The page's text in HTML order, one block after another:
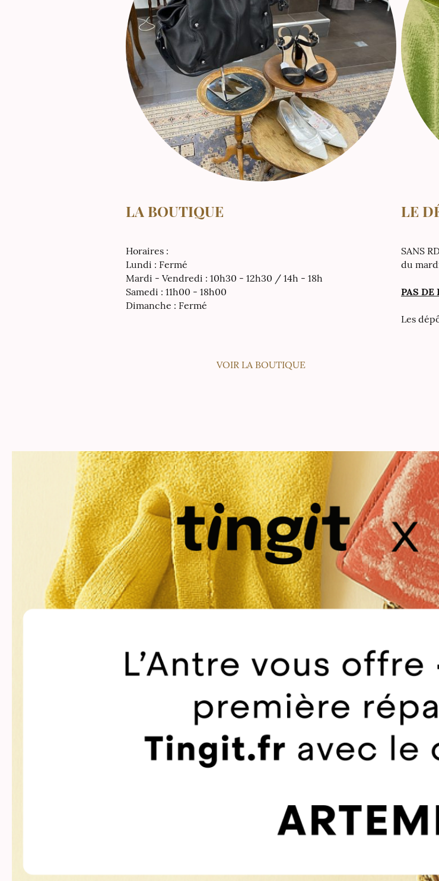
LA BOUTIQUE
Horaires :
Lundi : Fermé
Mardi - Vendredi : 10h30 - 12h30 / 14h - 18h
Samedi : 11h00 - 18h00
Dimanche : Fermé
VOIR LA BOUTIQUE
LE
SANS
du
PAS DE
Les